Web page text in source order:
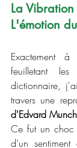
La
L'émotion
Exactement
feuilletant
dictionnaire,
travers une
d'Edvard Munch
Ce fut un choc
d’un